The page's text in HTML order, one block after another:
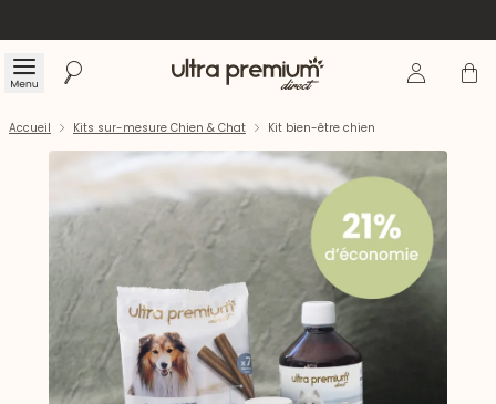
Menu Rechercher Accueil Se Panier
Accueil Kits sur-mesure Chien & Chat Kit bien-être chien